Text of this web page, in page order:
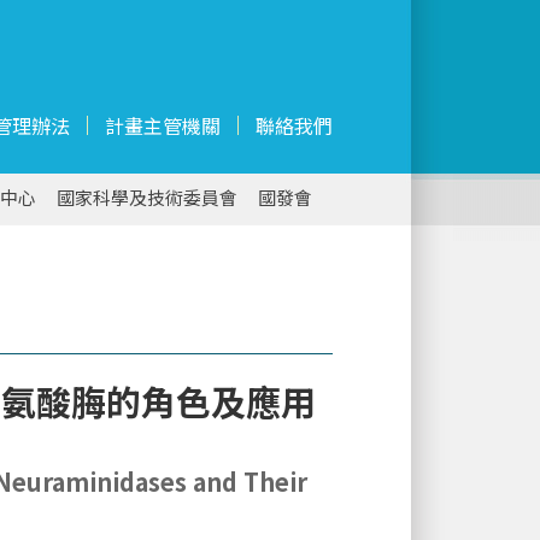
理辦法 計畫主管機關 聯絡我們
心 國家科學及技術委員會 國發會
酸脢的角色及應用
and Their